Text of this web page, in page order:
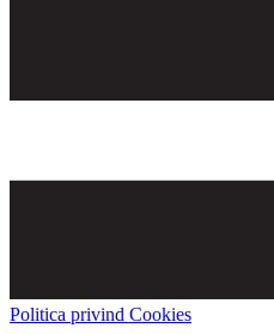
Politica privind Cookies